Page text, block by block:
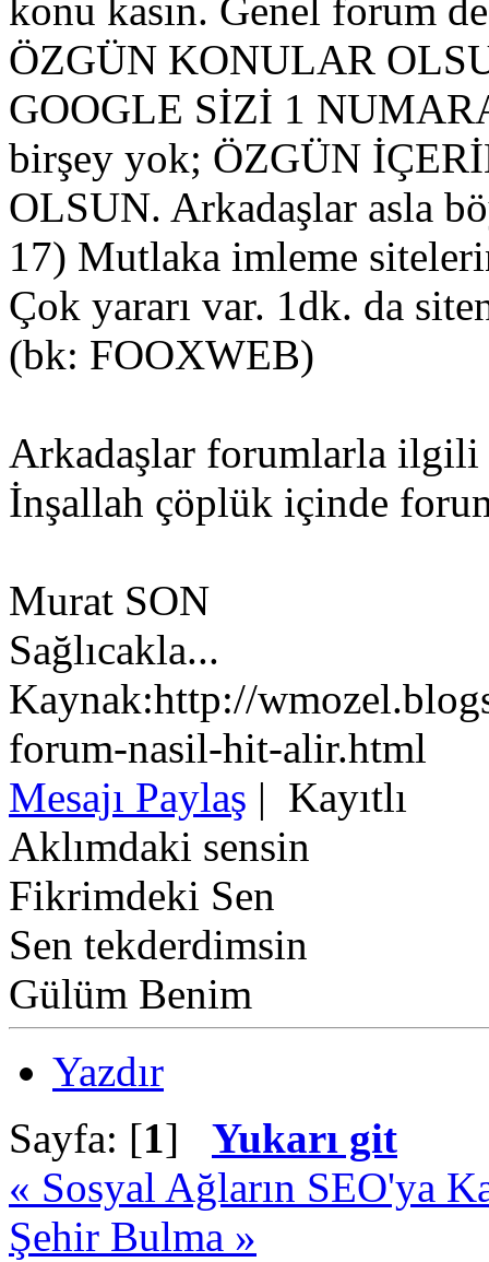
konu kasın. Genel forum
ÖZGÜN KONULAR
GOOGLE SİZİ 1
birşey yok; ÖZGÜN
OLSUN. Arkadaşlar asla
17) Mutlaka imleme
Çok yararı var. 1dk. da
(bk: FOOXWEB)
Arkadaşlar forumlarla ilgili
İnşallah çöplük içinde
Murat SON
Sağlıcakla...
Kaynak:http://
forum-nasil-hit-alir.html
Mesajı Paylaş | Kayıtlı
Aklımdaki sensin
Fikrimdeki Sen
Sen tekderdimsin
Gülüm Benim
Yazdır
Sayfa: [1] Yukarı git
« Sosyal Ağların SEO'ya
Şehir Bulma »